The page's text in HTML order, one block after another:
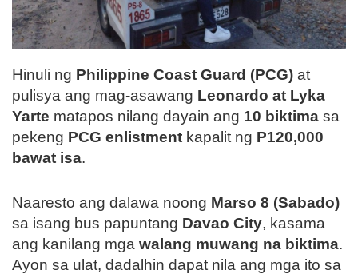
Hinuli ng Philippine Coast Guard (PCG) at
pulisya ang mag-asawang Leonardo at Lyka
Yarte matapos nilang dayain ang 10 biktima sa
pekeng PCG enlistment kapalit ng P120,000
bawat isa.
Naaresto ang dalawa noong Marso 8 (Sabado)
sa isang bus papuntang Davao City, kasama
ang kanilang mga walang muwang na biktima.
Ayon sa ulat, dadalhin dapat nila ang mga ito sa